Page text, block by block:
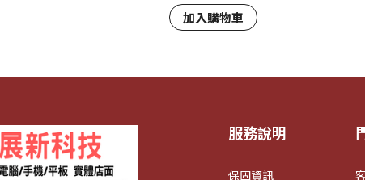
加入購物車
服務說明
保固資訊